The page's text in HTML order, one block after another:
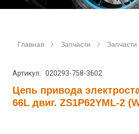
Главная Запчасти
Артикул: 020293-758-3602
Цепь привода
66L двиг. ZS1P62YML-2